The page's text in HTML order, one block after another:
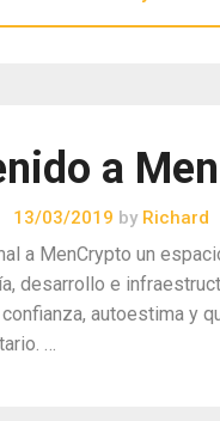
a
13/03/2019 by Richard
a MenCrypto un
desarrollo e
autoestima y
…